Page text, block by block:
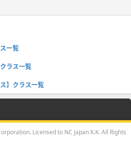
一覧
ラス一覧
】クラス一覧
Licensed to NC Japan K.K. All Rights